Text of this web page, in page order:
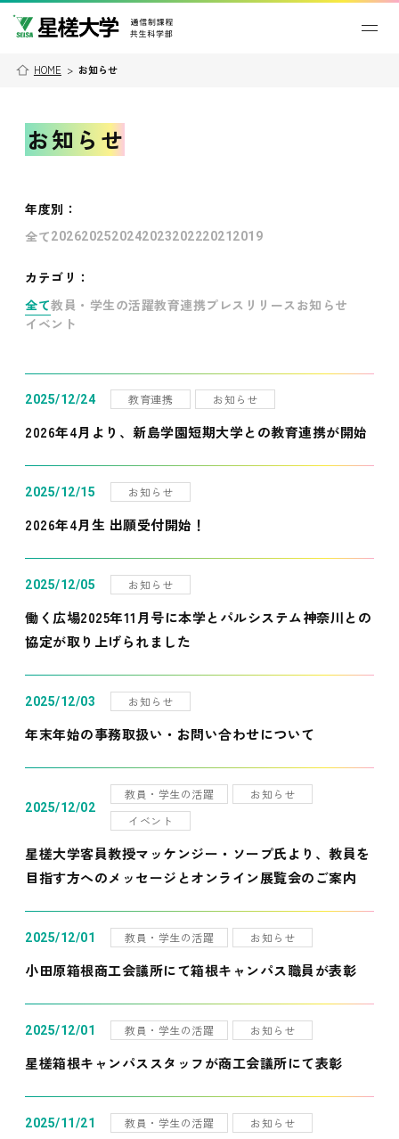
HOME > お知らせ
お知らせ
年度別 ：
全て202620252024202320222021 2019
カテゴリ：
全て教員・学生の活躍教育連携プレスリリース お知らせ
イベント
2025/12/24 教育連携 お知らせ
2026年4月より、新島学園短期大学との教育連携が開始
2025/12/15 お知らせ
2026年4月生 出願受付開始！
2025/12/05 お知らせ
働く広場2025年11月号に本学とパルシステム神奈川との
協定が取り上げられました
2025/12/03 お知らせ
年末年始の事務取扱い・お問い合わせについて
2025/12/02
教員・学生の活躍
お知らせ
イベント
星槎大学客員教授マッケンジー・ソープ氏より、教員を
目指す方へのメッセージとオンライン展覧会のご案内
2025/12/01 教員・学生の活躍 お知らせ
小田原箱根商工会議所にて箱根キャンパス職員が表彰
2025/12/01 教員・学生の活躍 お知らせ
星槎箱根キャンパススタッフが商工会議所にて表彰
2025/11/21 教員・学生の活躍 お知らせ